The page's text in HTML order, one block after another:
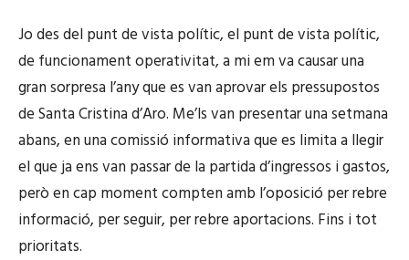
Jo des del punt de vista polític, el punt de vista polític,
de funcionament operativitat, a mi em va causar una
gran sorpresa l’any que es van aprovar els pressupostos
de Santa Cristina d’Aro. Me’ls van presentar una setmana
abans, en una comissió informativa que es limita a llegir
el que ja ens van passar de la partida d’ingressos i gastos,
però en cap moment compten amb l’oposició per rebre
informació, per seguir, per rebre aportacions. Fins i tot
prioritats.